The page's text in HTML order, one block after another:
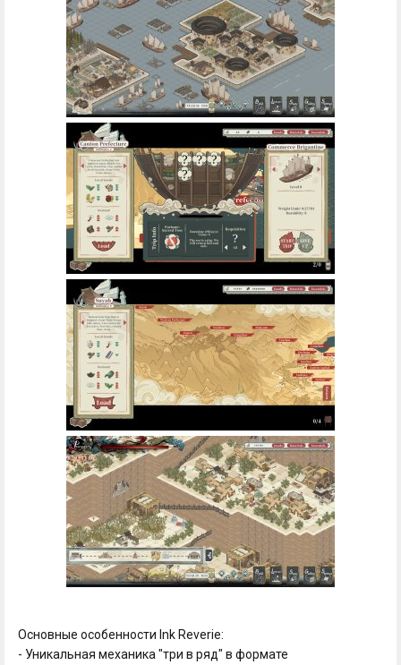
Основные особенности Ink Reverie:
- Уникальная механика "три в ряд" в формате